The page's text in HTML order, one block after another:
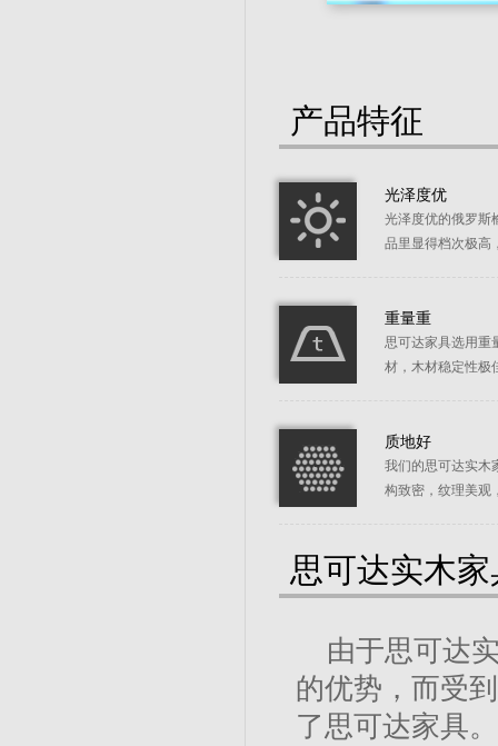
产品特征
光泽度优
光泽度优的俄罗斯
品里显得档次极高
重量重
思可达家具选用重
材，木材稳定性极
质地好
我们的思可达实木
构致密，纹理美观
思可达实木
由于思可达
的优势，而受
了思可达家具